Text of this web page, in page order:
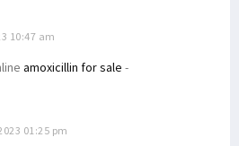
10:47 am
amoxicillin for sale -
01:25 pm